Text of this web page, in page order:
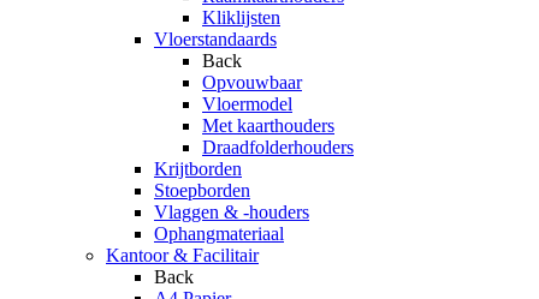
Kliklijsten
Vloerstandaards
Back
Opvouwbaar
Vloermodel
Met kaarthouders
Draadfolderhouders
Krijtborden
Stoepborden
Vlaggen & -houders
Ophangmateriaal
Kantoor & Facilitair
Back